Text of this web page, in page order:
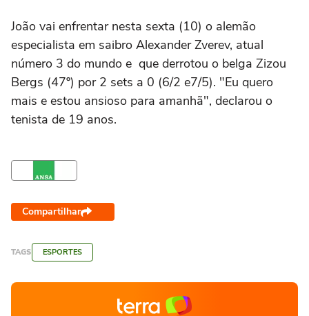
João vai enfrentar nesta sexta (10) o alemão
especialista em saibro Alexander Zverev, atual
número 3 do mundo e que derrotou o belga Zizou
Bergs (47º) por 2 sets a 0 (6/2 e7/5). "Eu quero
mais e estou ansioso para amanhã", declarou o
tenista de 19 anos.
Compartilhar
TAGS ESPORTES